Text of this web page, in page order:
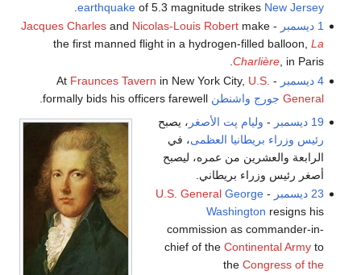
earthquakeof 5.3 magnitude strikes New Jersey
1 ديسمبر
-
Jacques Charlesand Nicolas-Louis Robertmake
the first manned flight in a hydrogen-filled balloon, La
Charlière, in Paris.
4 ديسمبر
- At
Fraunces Tavern in New York City, U.S.
General جورج واشنطن formally bids his officers farewell.
19 ديسمبر - وليام پت الأصغر ، يصبح
رئيس وزراء بريطانيا العظمى، في
الرابعة والعشرين من عمره، ليصبح
أصغر رئيس وزراء بريطاني.
23 ديسمبر
-
U.S. General George
Washington resigns his
commission as commander-in-
chief of the Continental Armyto
the Congress of the